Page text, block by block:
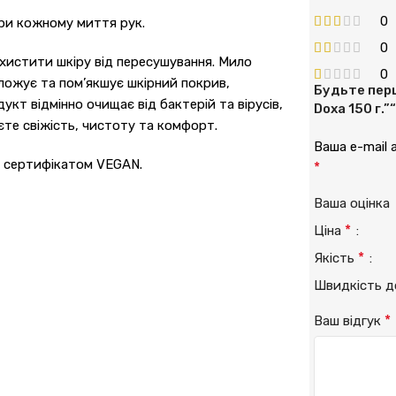
кожному миття рук.
шкіру від пересушування. Мило
та пом’якшує шкірний покрив,
відмінно очищає від бактерій та вірусів,
свіжість, чистоту та комфорт.
VEGAN.
0
0
0
Будьте
Doxa 150 г.”“
Ваша e-mail
*
Ваша
Ціна *
Якість *
Швидкість
Ваш відгук *